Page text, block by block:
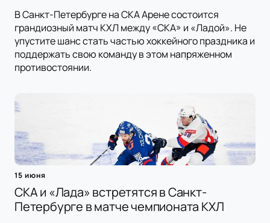
В Санкт-Петербурге на СКА Арене состоится
грандиозный матч КХЛ между «СКА» и «Ладой». Не
упустите шанс стать частью хоккейного праздника и
поддержать свою команду в этом напряженном
противостоянии.
15 июня
СКА и «Лада» встретятся в Санкт-
Петербурге в матче чемпионата КХЛ